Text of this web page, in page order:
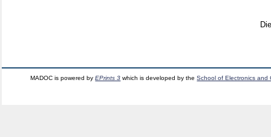
MADOC is powered byEPrints 3 which is developed by theSchool of Electronics and